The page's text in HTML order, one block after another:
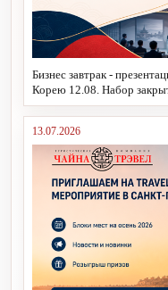
Бизнес завтрак -
Корею 12.08. Набор
13.07.2026